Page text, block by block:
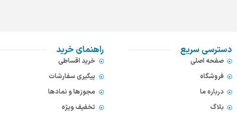
دسترسی سریع
صفحه اصلی
فروشگاه
درباره ما
بلاگ
راهنمای خرید
خرید اقساطی
پیگیری سفارشات
مجوزها و نمادها
تخفیف ویژه